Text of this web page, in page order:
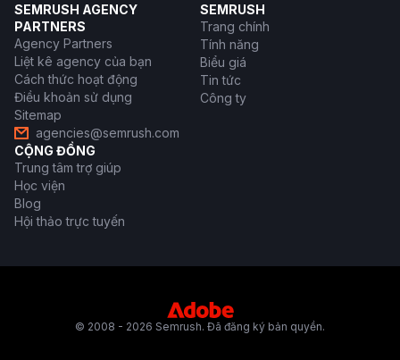
SEMRUSH AGENCY
PARTNERS
Agency Partners
Liệt kê agency của bạn
Cách thức hoạt động
Điều khoản sử dụng
Sitemap
agencies@semrush.com
SEMRUSH
Trang chính
Tính năng
Biểu giá
Tin tức
Công ty
CỘNG ĐỒNG
Trung tâm trợ giúp
Học viện
Blog
Hội thảo trực tuyến
© 2008 - 2026 Semrush. Đã đăng ký bản quyền.